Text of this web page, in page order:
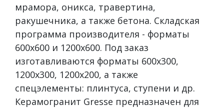
мрамора, оникса, травертина,
ракушечника, а также бетона. Складская
программа производителя - форматы
600х600 и 1200х600. Под заказ
изготавливаются форматы 600х300,
1200х300, 1200х200, а также
спецэлементы: плинтуса, ступени и др.
Керамогранит Gresse предназначен для